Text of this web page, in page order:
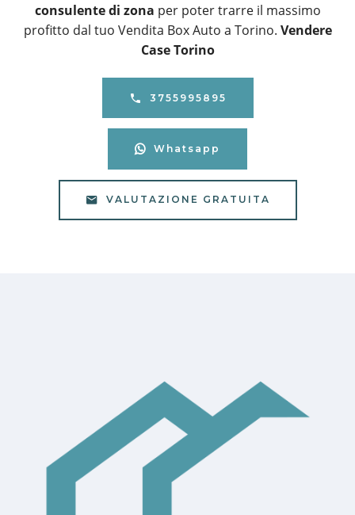
consulente di zona per poter trarre il massimo
profitto dal tuo Vendita Box Auto a Torino. Vendere
Case Torino
3755995895
Whatsapp
VALUTAZIONE GRATUITA